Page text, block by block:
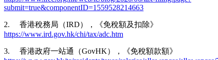
submit=true&componentID=1559528214663
2. 香港稅務局（IRD），《免稅額及扣除》
https://www.ird.gov.hk/chi/tax/adc.htm
3. 香港政府一站通（GovHK），《免稅額款額》